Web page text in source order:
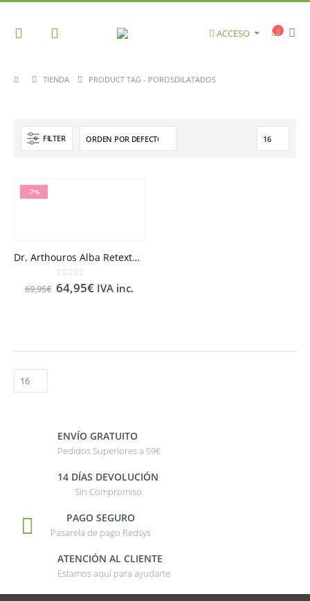
ACCESO
TIENDA PRODUCT TAG - POROSDILATADOS
FILTER
-7%
Dr. Arthouros Alba Retexturizante Noche Retinol 0.5 Puro 50 ml
0out of 5
69,95€ 64,95€ IVA inc.
ENVÍO GRATUITO
Pedidos Superiores a 59€
14 DÍAS DEVOLUCIÓN
Sin Compromiso
PAGO SEGURO
Pasarela de pago Redsys
ATENCIÓN AL CLIENTE
Estamos aquí para ayudarte